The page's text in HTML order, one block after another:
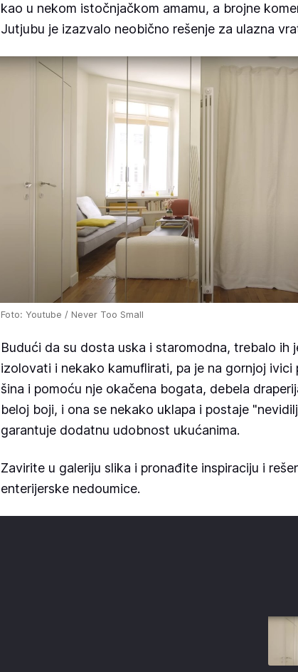
kao u nekom istočnjačkom amamu, a brojne
Jutjubu je izazvalo neobično rešenje za ulazna
Foto: Youtube / Never Too Small
Budući da su dosta uska i staromodna, trebalo ih
izolovati i nekako kamuflirati, pa je na gornjoj ivici
šina i pomoću nje okačena bogata, debela
beloj boji, i ona se nekako uklapa i postaje
garantuje dodatnu udobnost ukućanima.
Zavirite u galeriju slika i pronađite inspiraciju i
enterijerske nedoumice.